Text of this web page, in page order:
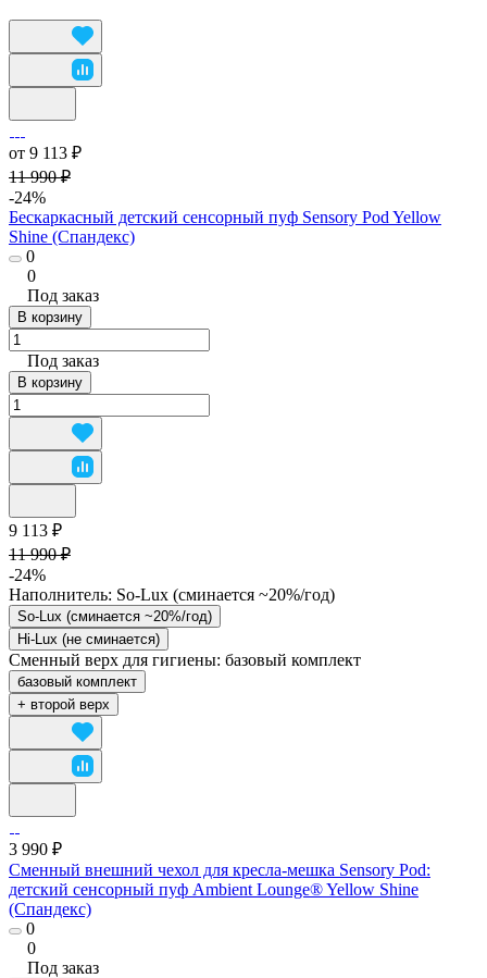
от 9 113 ₽
11 990 ₽
-24%
Бескаркасный детский сенсорный пуф Sensory Pod Yellow
Shine (Спандекс)
0
0
Под заказ
В корзину
Под заказ
В корзину
9 113 ₽
11 990 ₽
-24%
Наполнитель: So-Lux (cминается ~20%/год)
So-Lux (cминается ~20%/год)
Hi-Lux (не сминается)
Сменный верх для гигиены: базовый комплект
базовый комплект
+ второй верх
3 990 ₽
Сменный внешний чехол для кресла-мешка Sensory Pod:
детский сенсорный пуф Ambient Lounge® Yellow Shine
(Спандекс)
0
0
Под заказ